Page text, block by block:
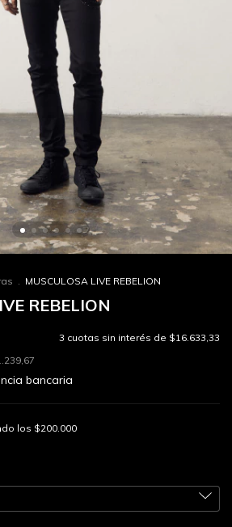
. MUSCULOSA LIVE REBELION
REBELION
3 cuotas sin interés de $16.633,33
bancaria
los $200.000